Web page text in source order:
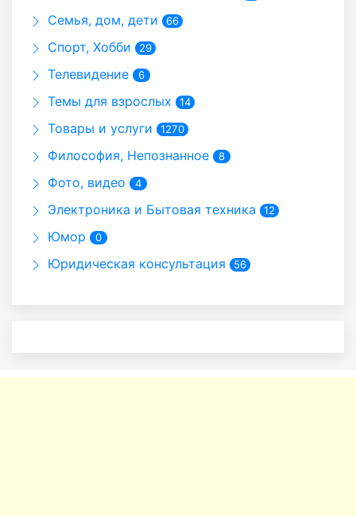
Семья, дом, дети 66
Спорт, Хобби 29
Телевидение 6
Темы для взрослых 14
Товары и услуги 1270
Философия, Непознанное 8
Фото, видео 4
Электроника и Бытовая техника 12
Юмор 0
Юридическая консультация 56